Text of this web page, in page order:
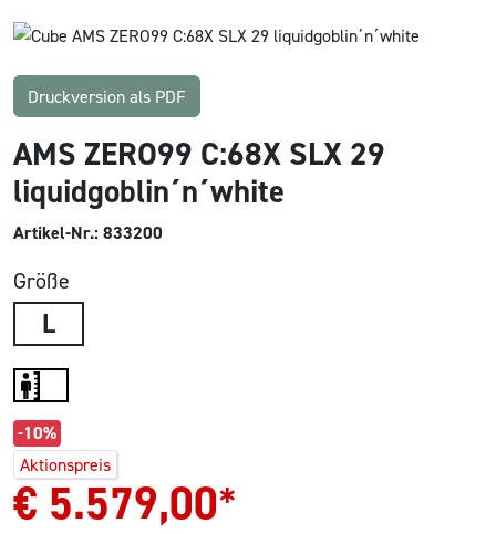
Druckversion als PDF
AMS ZERO99 C:68X SLX 29
liquidgoblin´n´white
Artikel-Nr.: 833200
Größe
L
-10%
Aktionspreis
€ 5.579,00*